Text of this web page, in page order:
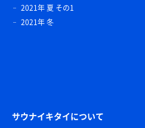
2021年 夏 その1
2021年 冬
サウナイキタイについて